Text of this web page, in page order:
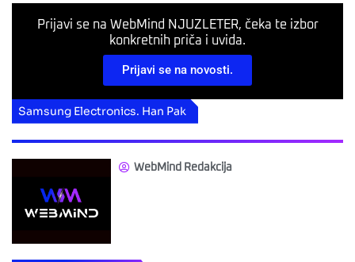
Prijavi se na WebMind NJUZLETER, čeka te izbor
konkretnih priča i uvida.
Prijavi se na novosti.
Samsung Electronics. Han Pak
WebMind Redakcija